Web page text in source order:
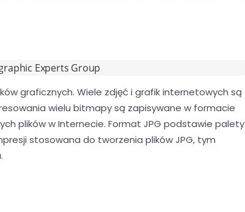
Experts Group
graficznych. Wiele zdjęć i grafik internetowych są
wielu bitmapy są zapisywane w formacie
plików w Internecie. Format JPG podstawie palety
stosowana do tworzenia plików JPG, tym